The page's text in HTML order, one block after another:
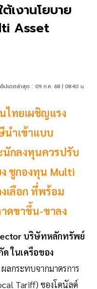
เงานโยบาย
Asset
อัปเดตล่าสุด : 09 ก.ค. 68 | 08:40 น.
ทยเผชิญแรง
นำเข้าแบบ
กลงทุนควรปรับ
ชูกองทุน Multi
เลือก ที่พร้อม
ดขาขึ้น-ขาลง
บริษัทหลักทรัพย์
ในเครือของ
ลกระทบจากมาตรการ
Tariff) ของโดนัลด์